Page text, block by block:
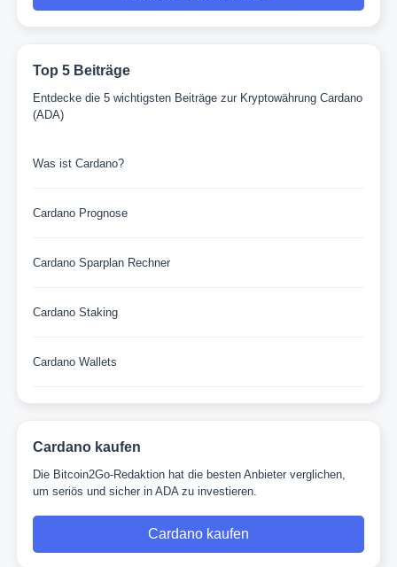
Top 5 Beiträge
Entdecke die 5 wichtigsten Beiträge zur Kryptowährung Cardano
(ADA)
Was ist Cardano?
Cardano Prognose
Cardano Sparplan Rechner
Cardano Staking
Cardano Wallets
Cardano kaufen
Die Bitcoin2Go-Redaktion hat die besten Anbieter verglichen,
um seriös und sicher in ADA zu investieren.
Cardano kaufen